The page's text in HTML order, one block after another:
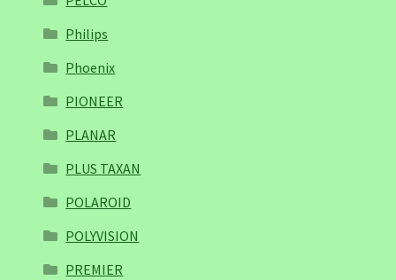
Philips
Phoenix
PIONEER
PLANAR
PLUS TAXAN
POLAROID
POLYVISION
PREMIER